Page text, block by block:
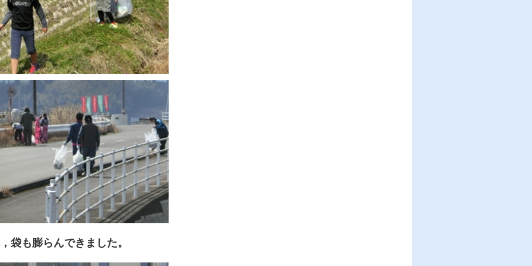
袋も膨らんできました。